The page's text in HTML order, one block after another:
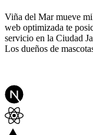
Viña del Mar mueve
web optimizada te
servicio en la Ciudad
Los dueños de